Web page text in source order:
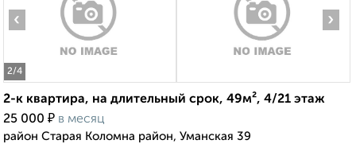
2/4
‹ ›
2-к квартира, на длительный срок, 49м², 4/21 этаж
25 000 ₽ в месяц
район Старая Коломна район, Уманская 39